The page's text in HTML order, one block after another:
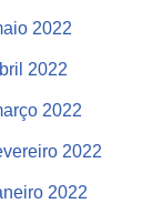
2022
2022
2022
2022
2022